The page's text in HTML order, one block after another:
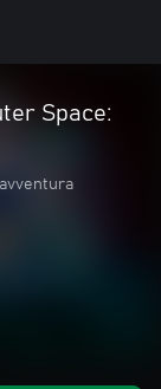
Space: